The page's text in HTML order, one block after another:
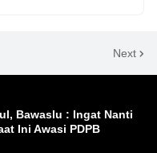
Next
Bawaslu : Ingat Nanti
Ini Awasi PDPB